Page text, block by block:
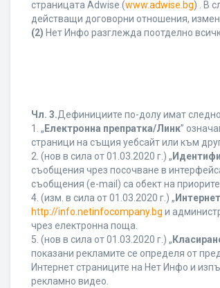
страницата Adwise (www.adwise.bg) . В
действащи договорни отношения,
(2) Нет Инфо разглежда поотделно
Чл. 3.Дефинициите по-долу имат
1. „ Електронна препратка/Линк”
страници на същия уебсайт или към
2. (нов в сила от 01.03.2020 г.) „
съобщения чрез посочване в
съобщения (e-mail) са обект на
4. (изм. в сила от 01.03.2020 г.) „
http://info.netinfocompany.bg и
чрез електронна поща.
5. (нов в сила от 01.03.2020 г.) „
показани рекламите се определя от
Интернет страниците на Нет Инфо и
рекламно видео.